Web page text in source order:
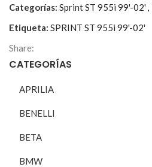
Categorías: Sprint ST 955i 99'-02' ,
Etiqueta: SPRINT ST 955i 99'-02'
Share:
CATEGORÍAS
APRILIA
BENELLI
BETA
BMW